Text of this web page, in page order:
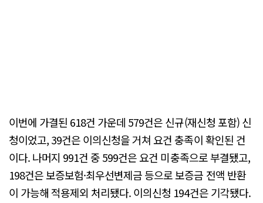
이번에 가결된 618건 가운데 579건은 신규(재신청 포함) 신
청이었고, 39건은 이의신청을 거쳐 요건 충족이 확인된 건
이다. 나머지 991건 중 599건은 요건 미충족으로 부결됐고,
198건은 보증보험·최우선변제금 등으로 보증금 전액 반환
이 가능해 적용제외 처리됐다. 이의신청 194건은 기각됐다.